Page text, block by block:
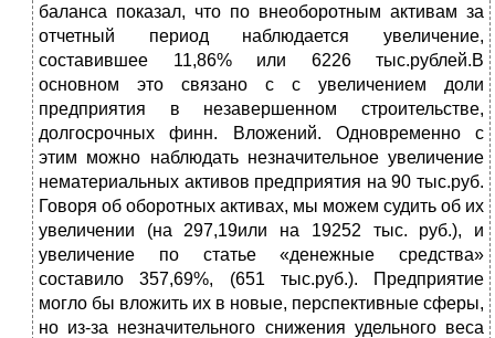
баланса показал, что по внеоборотным активам за
отчетный период наблюдается увеличение,
составившее 11,86% или 6226 тыс.рублей.В
основном это связано с с увеличением доли
предприятия в незавершенном строительстве,
долгосрочных финн. Вложений. Одновременно с
этим можно наблюдать незначительное увеличение
нематериальных активов предприятия на 90 тыс.руб.
Говоря об оборотных активах, мы можем судить об их
увеличении (на 297,19или на 19252 тыс. руб.), и
увеличение по статье «денежные средства»
составило 357,69%, (651 тыс.руб.). Предприятие
могло бы вложить их в новые, перспективные сферы,
но из-за незначительного снижения удельного веса